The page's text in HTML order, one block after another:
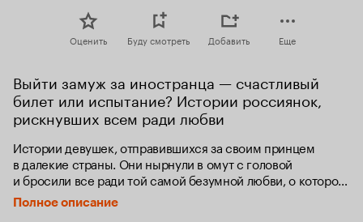
Оценить Буду смотреть Добавить Еще
Выйти замуж за иностранца — счастливый
билет или испытание? Истории россиянок,
рискнувших всем ради любви
Истории девушек, отправившихся за своим принцем
в далекие страны. Они нырнули в омут с головой
и бросили все ради той самой безумной любви, о которой
рассказывают в фильмах. Что ждало их за пределами
родного государства? Какие обычаи и традиции новой
Полное описание